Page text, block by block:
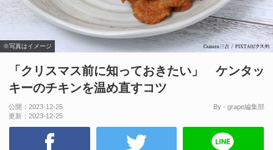
※写真はイメージ
「クリスマス前に知っておきたい」 ケンタッ
キーのチキンを温め直すコツ
公開： 2023-12-25
更新： 2023-12-25
By - grape編集部